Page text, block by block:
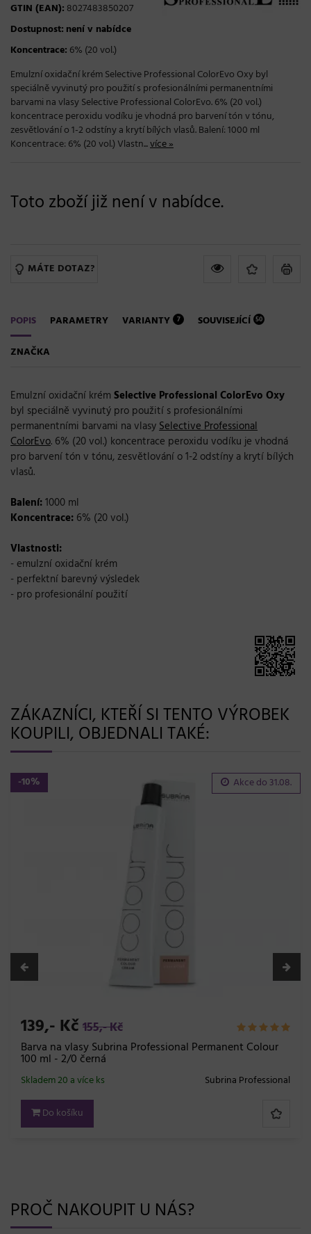
GTIN (EAN): 8027483850207
Dostupnost: není v nabídce
Koncentrace: 6% (20 vol.)
Emulzní oxidační krém Selective Professional ColorEvo Oxy byl
speciálně vyvinutý pro použití s profesionálními permanentními
barvami na vlasy Selective Professional ColorEvo. 6% (20 vol.)
koncentrace peroxidu vodíku je vhodná pro barvení tón v tónu,
zesvětlování o 1-2 odstíny a krytí bílých vlasů. Balení: 1000 ml
Koncentrace: 6% (20 vol.) Vlastn...více »
Toto zboží již není v nabídce.
MÁTE DOTAZ?
POPIS PARAMETRY VARIANTY 7 SOUVISEJÍCÍ 50
ZNAČKA
Emulzní oxidační krém Selective Professional ColorEvo Oxy
byl speciálně vyvinutý pro použití s profesionálními
permanentními barvami na vlasySelective Professional
ColorEvo. 6% (20 vol.) koncentrace peroxidu vodíku je vhodná
pro barvení tón v tónu, zesvětlování o 1-2 odstíny a krytí bílých
vlasů.
Balení:1000 ml
Koncentrace: 6% (20 vol.)
Vlastnosti:
- emulzní oxidační krém
- perfektní barevný výsledek
- pro profesionální použití
ZÁKAZNÍCI, KTEŘÍ SI TENTO VÝROBEK
KOUPILI, OBJEDNALI TAKÉ:
-10% Akce do 31.08.
139,- Kč 155,- Kč
Barva na vlasy Subrina Professional Permanent Colour
100 ml - 2/0 černá
Subrina Professional
Skladem 20 a více ks
Do košíku
PROČ NAKOUPIT U NÁS?